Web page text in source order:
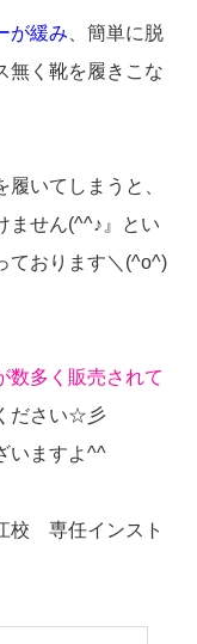
が緩み 、簡単に脱
無く靴を履きこな
いてしまうと、
ません(^^♪』とい
ております＼(^o^)
数多く販売されて
ださい☆彡
いますよ^^
校 専任インスト